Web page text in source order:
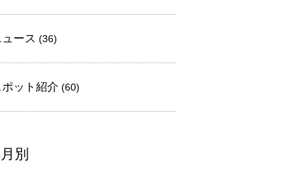
ュース (36)
ポット紹介 (60)
別